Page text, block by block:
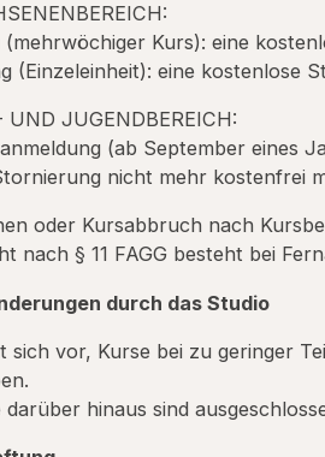
Kurs): eine
(Einzeleinheit): eine kostenlose
UND JUGENDBEREICH:
(ab September eines
nicht mehr kostenfrei
oder Kursabbruch nach
nach § 11 FAGG besteht bei
durch das Studio
sich vor, Kurse bei zu geringer
hinaus sind